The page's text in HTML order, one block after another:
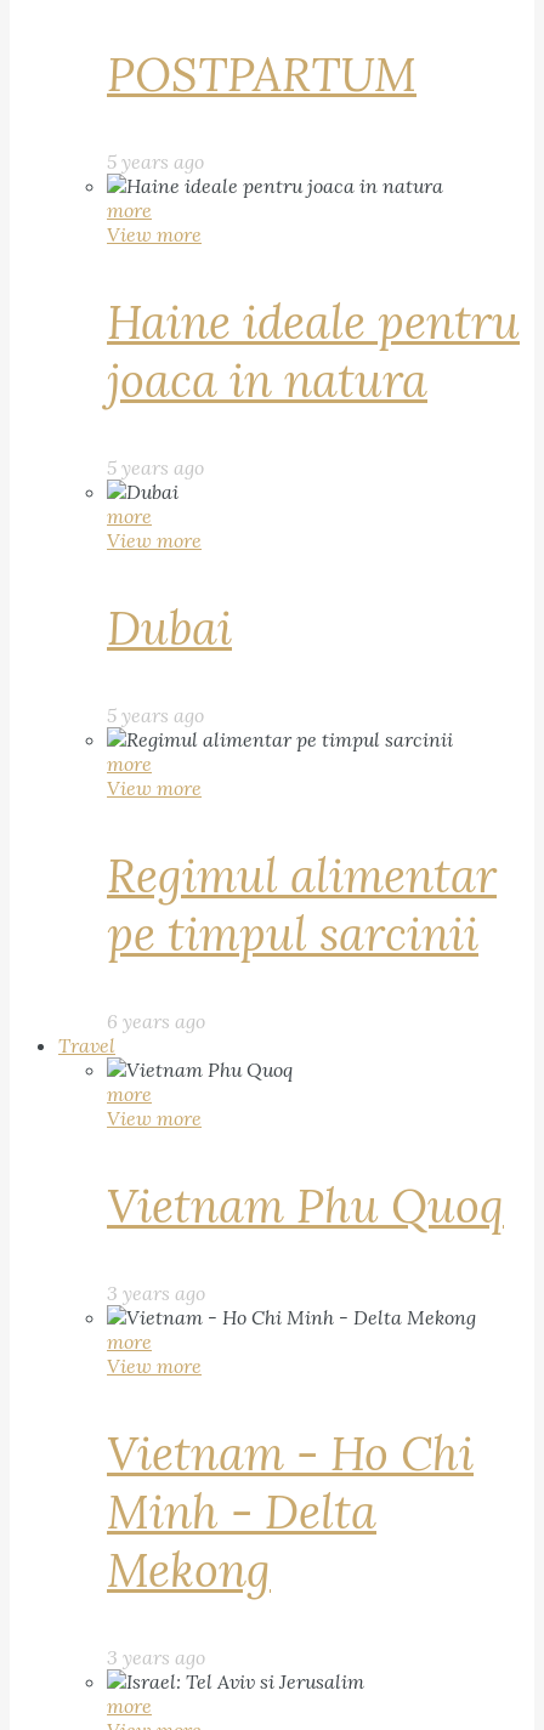
POSTPARTUM
5 years ago
more
View more
Haine ideale pentru
joaca in natura
5 years ago
more
View more
Dubai
5 years ago
more
View more
Regimul alimentar
pe timpul sarcinii
6 years ago
Travel
more
View more
Vietnam Phu Quoq
3 years ago
more
View more
Vietnam - Ho Chi
Minh - Delta
Mekong
3 years ago
more